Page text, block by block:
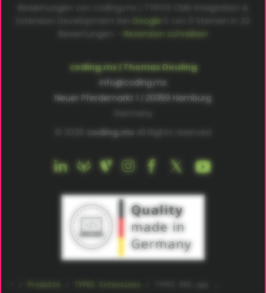
coding.ms | Thomas Deuling
info@coding.ms
Neuer Pferdemarkt 1 | 20359 Hamburg
coding.ms
Bewertungen von coding.ms | TYPO3 CMS Integration &
Google
Bewertungen – Rezension schreiben
Produkte TYPO3 Extensions